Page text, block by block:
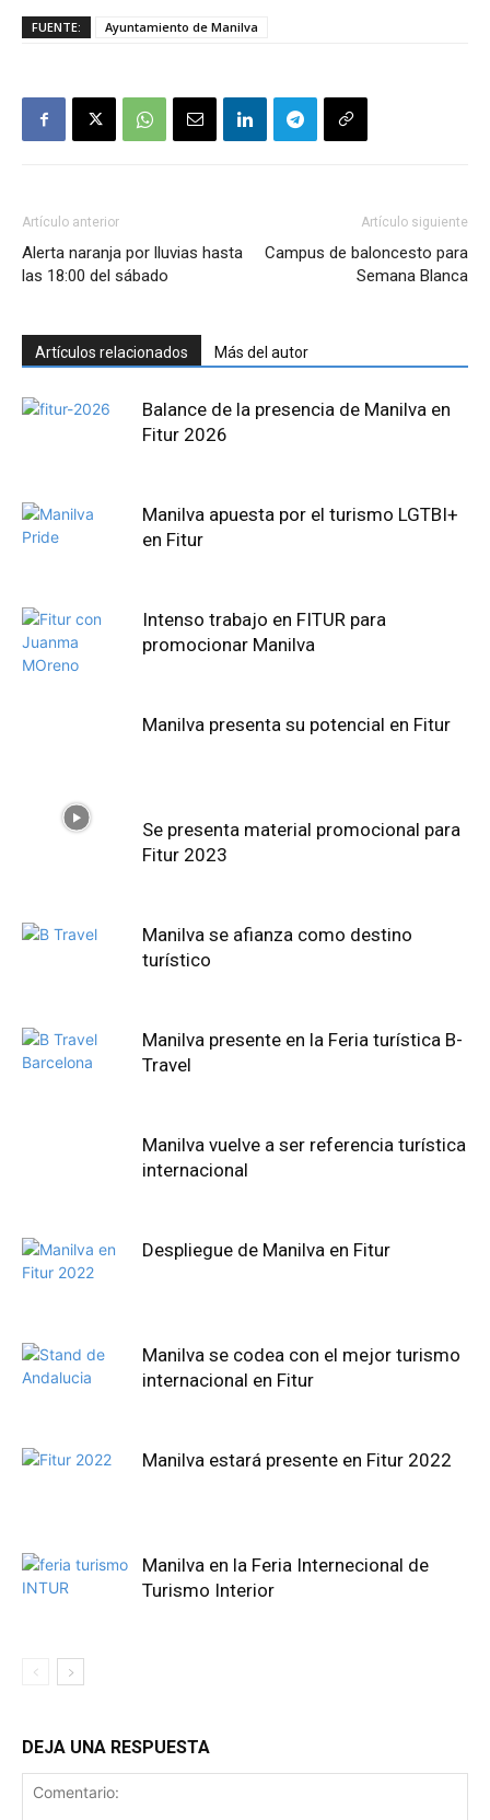
FUENTE: Ayuntamiento de Manilva
Artículo anterior
Alerta naranja por lluvias hasta
las 18:00 del sábado
Artículo siguiente
Campus de baloncesto para
Semana Blanca
Artículos relacionados Más del autor
Balance de la presencia de Manilva en
Fitur 2026
Manilva apuesta por el turismo LGTBI+
en Fitur
Intenso trabajo en FITUR para
promocionar Manilva
Manilva presenta su potencial en Fitur
Se presenta material promocional para
Fitur 2023
Manilva se afianza como destino
turístico
Manilva presente en la Feria turística B-
Travel
Manilva vuelve a ser referencia turística
internacional
Despliegue de Manilva en Fitur
Manilva se codea con el mejor turismo
internacional en Fitur
Manilva estará presente en Fitur 2022
Manilva en la Feria Internecional de
Turismo Interior
DEJA UNA RESPUESTA